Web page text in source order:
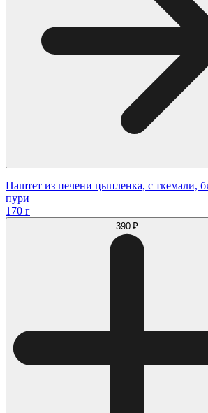
Паштет из печени цыпленка, с ткемали,
пури
170 г
390 ₽